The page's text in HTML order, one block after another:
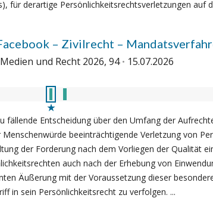
für derartige Persönlichkeitsrechtsverletzungen auf
– Zivilrecht –
Medien und Recht 2026, 94 15.07.2026
fällende Entscheidung über den Umfang der
beeinträchtigende Verletzung von
der Forderung nach dem Vorliegen der Qualität
auch nach der Erhebung von
Äußerung mit der Voraussetzung dieser
in sein Persönlichkeitsrecht zu verfolgen. ...